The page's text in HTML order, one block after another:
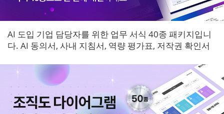
AI 도입 기업 담당자를 위한 업무 서식 40종 패키지입니
다. AI 동의서, 사내 지침서, 역량 평가표, 저작권 확인서